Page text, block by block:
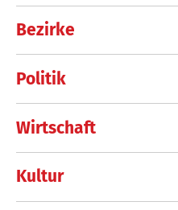
Bezirke
Politik
Wirtschaft
Kultur